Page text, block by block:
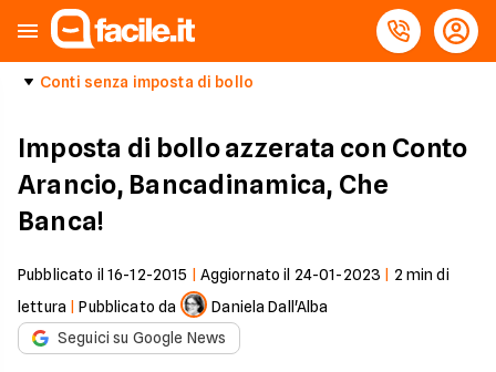
Conti senza imposta di bollo
Imposta di bollo azzerata con Conto
Arancio, Bancadinamica, Che
Banca!
Pubblicato il 16-12-2015 Aggiornato il 24-01-2023 2 min di
lettura |Pubblicato da
Daniela Dall'Alba
Seguici su Google News